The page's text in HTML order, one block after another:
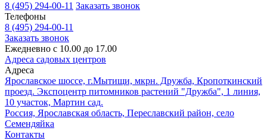
8 (495) 294-00-11 Заказать звонок
Телефоны
8 (495) 294-00-11
Заказать звонок
Ежедневно с 10.00 до 17.00
Адреса садовых центров
Адреса
Ярославское шоссе, г.Мытищи, мкрн. Дружба, Кропоткинский
проезд. Экспоцентр питомников растений "Дружба", 1 линия,
10 участок, Мартин сад.
Россия, Ярославская область, Переславский район, село
Семендяйка
Контакты